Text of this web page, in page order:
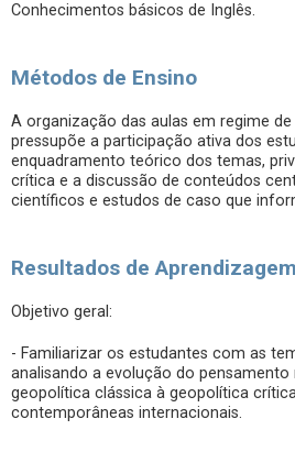
Conhecimentos básicos de Inglês.
Métodos de Ensino
A organização das aulas em regime
pressupõe a participação ativa dos
enquadramento teórico dos temas,
crítica e a discussão de conteúdos
científicos e estudos de caso que
Resultados de Aprendizagem
Objetivo geral:
- Familiarizar os estudantes com as
analisando a evolução do pensamento
geopolítica clássica à geopolítica
contemporâneas internacionais.